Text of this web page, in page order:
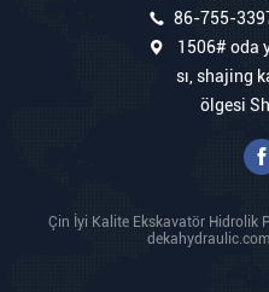
86-755-
1506# oda
sı, shajing
ölgesi
Çin İyi Kalite Ekskavatör Hidrolik
dekahydraulic.com